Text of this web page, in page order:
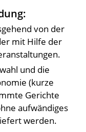
von der
mit Hilfe der
und die
(kurze
Gerichte
aufwändiges
werden.